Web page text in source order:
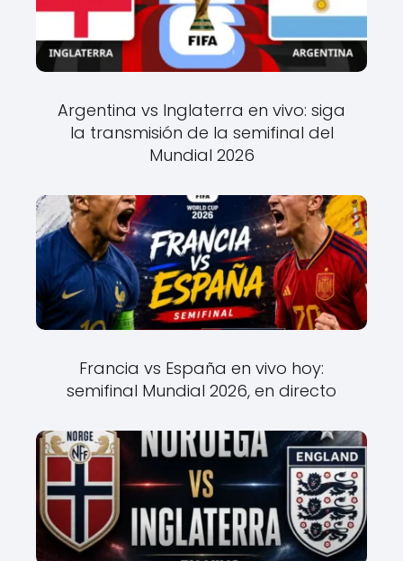
Argentina vs Inglaterra en vivo: siga
la transmisión de la semifinal del
Mundial 2026
Francia vs España en vivo hoy:
semifinal Mundial 2026, en directo